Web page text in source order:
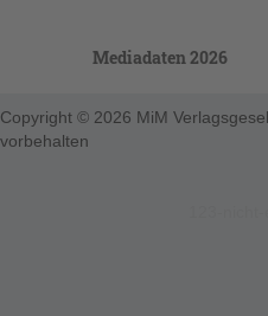
Mediadaten 2026
Copyright © 2026 MiM
vorbehalten